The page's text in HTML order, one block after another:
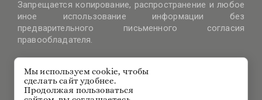
Запрещается копирование, распространение и любое
иное использование информации без
предварительного письменного согласия
правообладателя.
Политика обработки файлов cookie
Политика защиты и обработки персональных данных
Мы используем cookie, чтобы
сделать сайт удобнее.
Продолжая пользоваться